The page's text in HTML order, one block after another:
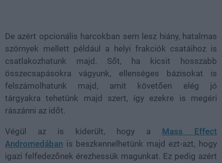
De azért opcionális harcokban sem lesz hiány, hatalmas
szörnyek mellett például a helyi frakciók csatáihoz is
csatlakozhatunk majd. Sőt, ha kicsit hosszabb
összecsapásokra vágyunk, ellenséges bázisokat is
felszámolhatunk majd, amit követően elég jó
tárgyakra tehetünk majd szert, így ezekre is megéri
rászánni az időt.
Végül az is kiderült, hogy a Mass Effect
Andromedában is beszkennelhetünk majd ezt-azt, hogy
igazi felfedezőnek érezhessük magunkat. Ez pedig azért